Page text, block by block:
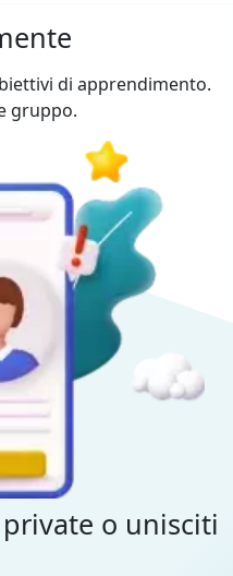
di apprendimento.
gruppo.
o unisciti